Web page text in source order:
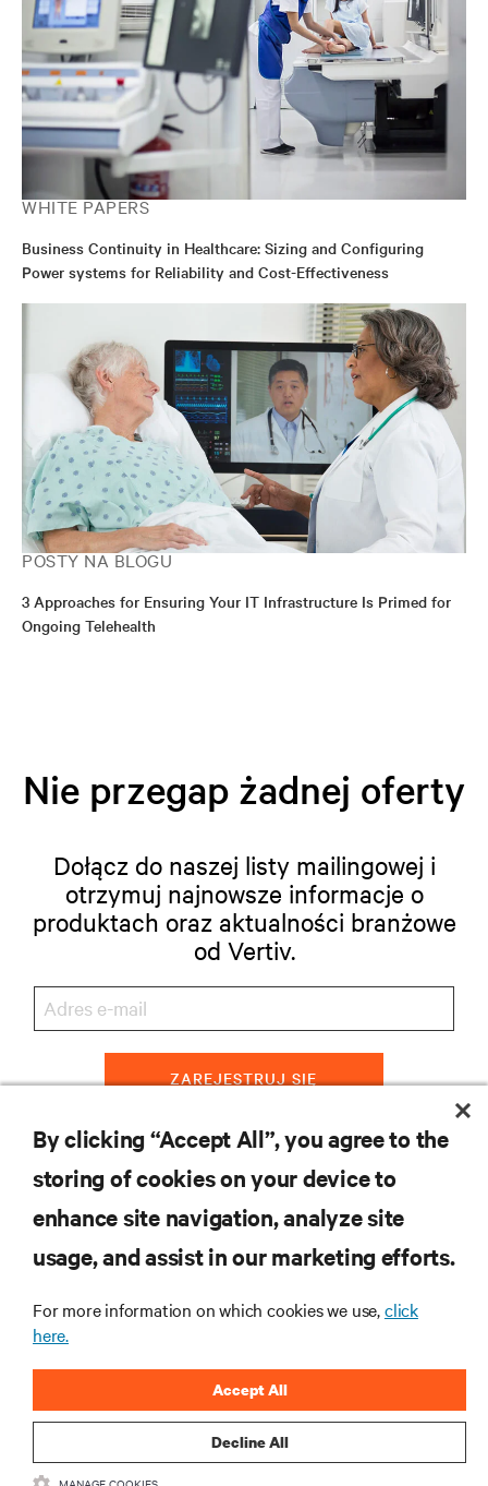
WHITE PAPERS
Business Continuity in Healthcare: Sizing and Configuring
Power systems for Reliability and Cost-Effectiveness
POSTY NA BLOGU
3 Approaches for Ensuring Your IT Infrastructure Is Primed for
Ongoing Telehealth
Nie przegap żadnej oferty
Dołącz do naszej listy mailingowej i
otrzymuj najnowsze informacje o
produktach oraz aktualności branżowe
od Vertiv.
ZAREJESTRUJ SIĘ
WSPARCIE
O NAS
DOŁĄCZ DO NAS
By clicking “Accept All”, you agree to the
storing of cookies on your device to
enhance site navigation, analyze site
usage, and assist in our marketing efforts.
For more information on which cookies we use,click
here.
Decline All
Accept All